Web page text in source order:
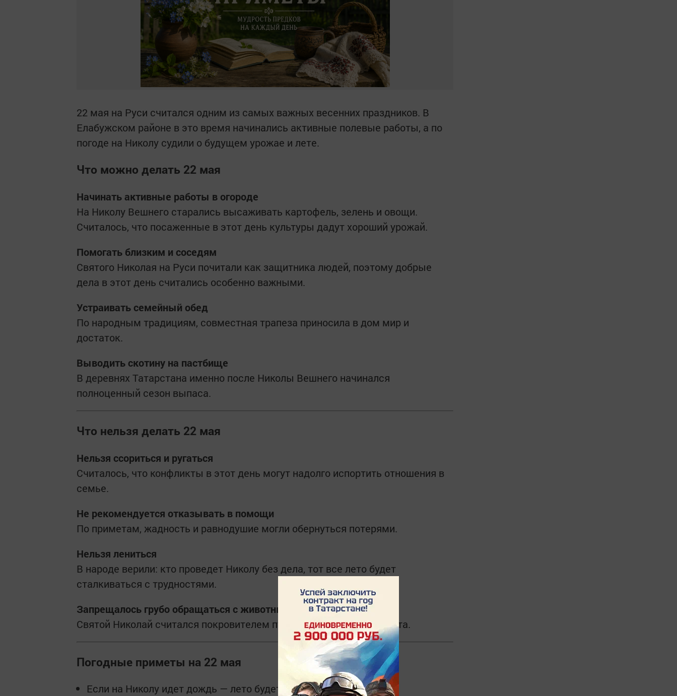
22 мая на Руси считался одним из самых важных весенних праздников. В
Елабужском районе в это время начинались активные полевые работы, а по
погоде на Николу судили о будущем урожае и лете.
Что можно делать 22 мая
Начинать активные работы в огороде
На Николу Вешнего старались высаживать картофель, зелень и овощи.
Считалось, что посаженные в этот день культуры дадут хороший урожай.
Помогать близким и соседям
Святого Николая на Руси почитали как защитника людей, поэтому добрые
дела в этот день считались особенно важными.
Устраивать семейный обед
По народным традициям, совместная трапеза приносила в дом мир и
достаток.
Выводить скотину на пастбище
В деревнях Татарстана именно после Николы Вешнего начинался
полноценный сезон выпаса.
Что нельзя делать 22 мая
Нельзя ссориться и ругаться
Считалось, что конфликты в этот день могут надолго испортить отношения в
семье.
Не рекомендуется отказывать в помощи
По приметам, жадность и равнодушие могли обернуться потерями.
Нельзя лениться
В народе верили: кто проведет Николу без дела, тот все лето будет
сталкиваться с трудностями.
Запрещалось грубо обращаться с животными
Святой Николай считался покровителем путников и домашнего скота.
Погодные приметы на 22 мая
Если на Николу идет дождь — лето будет урожайным.